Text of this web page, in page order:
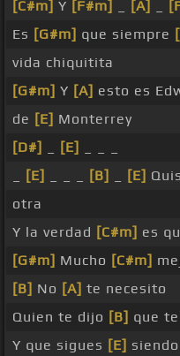
[C#m] Y [F#m] [A]
Es [G#m] que siempre
vida chiquitita
[G#m] Y [A] esto es
de [E] Monterrey
[D#]
[E]
[E] [B] [E]
otra
Y la verdad [C#m] es
[G#m] Mucho [C#m]
[B] No [A] te necesito
Quien te dijo [B] que
Y que sigues [E]